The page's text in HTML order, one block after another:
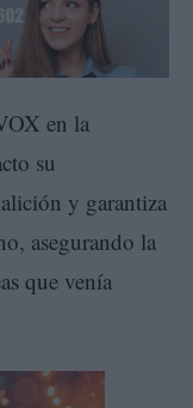
en la
su
y garantiza
asegurando la
que venía